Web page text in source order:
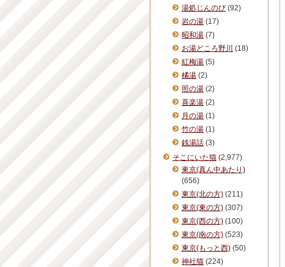
湯処じんのび (92)
岩の湯 (17)
昭和湯 (7)
お湯どころ野川 (18)
紅梅湯 (5)
橘湯 (2)
照の湯 (2)
喜楽湯 (2)
月の湯 (1)
竹の湯 (1)
銭湯話 (3)
そこにいた猫 (2,977)
東京(真ん中あたり)
(656)
東京(北の方) (211)
東京(東の方) (307)
東京(西の方) (100)
東京(南の方) (523)
東京(もっと西) (50)
神社猫 (224)